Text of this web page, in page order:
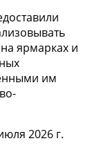
ярмарках и
им
2026 г.